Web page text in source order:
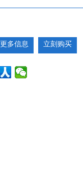
更多信息 立刻购买